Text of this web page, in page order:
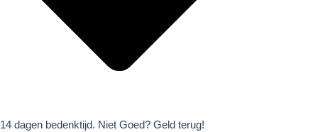
14 dagen bedenktijd. Niet Goed? Geld terug!